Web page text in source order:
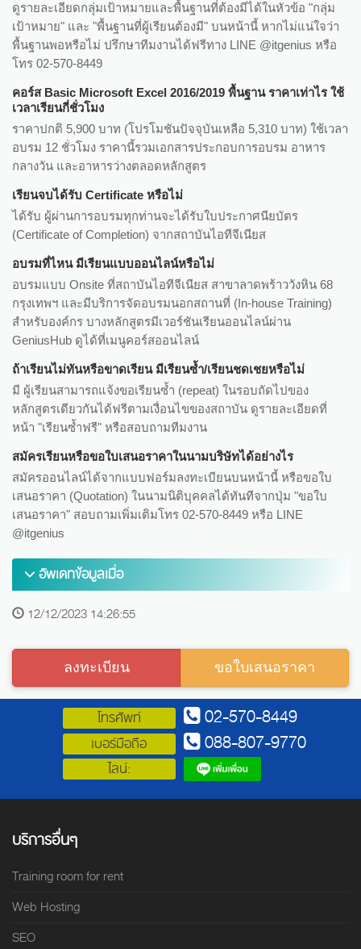
ดูรายละเอียดกลุ่มเป้าหมายและพื้นฐานที่ต้องมีได้ในหัวข้อ "กลุ่ม
เป้าหมาย" และ "พื้นฐานที่ผู้เรียนต้องมี" บนหน้านี้ หากไม่แน่ใจว่า
พื้นฐานพอหรือไม่ ปรึกษาทีมงานได้ฟรีทาง LINE @itgenius หรือ
โทร 02-570-8449
คอร์ส Basic Microsoft Excel 2016/2019 พื้นฐาน ราคาเท่าไร ใช้
เวลาเรียนกี่ชั่วโมง
ราคาปกติ 5,900 บาท (โปรโมชันปัจจุบันเหลือ 5,310 บาท) ใช้เวลา
อบรม 12 ชั่วโมง ราคานี้รวมเอกสารประกอบการอบรม อาหาร
กลางวัน และอาหารว่างตลอดหลักสูตร
เรียนจบได้รับ Certificate หรือไม่
ได้รับ ผู้ผ่านการอบรมทุกท่านจะได้รับใบประกาศนียบัตร
(Certificate of Completion) จากสถาบันไอทีจีเนียส
อบรมที่ไหน มีเรียนแบบออนไลน์หรือไม่
อบรมแบบ Onsite ที่สถาบันไอทีจีเนียส สาขาลาดพร้าววังหิน 68
กรุงเทพฯ และมีบริการจัดอบรมนอกสถานที่ (In-house Training)
สำหรับองค์กร บางหลักสูตรมีเวอร์ชันเรียนออนไลน์ผ่าน
GeniusHub ดูได้ที่เมนูคอร์สออนไลน์
ถ้าเรียนไม่ทันหรือขาดเรียน มีเรียนซ้ำ/เรียนชดเชยหรือไม่
มี ผู้เรียนสามารถแจ้งขอเรียนซ้ำ (repeat) ในรอบถัดไปของ
หลักสูตรเดียวกันได้ฟรีตามเงื่อนไขของสถาบัน ดูรายละเอียดที่
หน้า "เรียนซ้ำฟรี" หรือสอบถามทีมงาน
สมัครเรียนหรือขอใบเสนอราคาในนามบริษัทได้อย่างไร
สมัครออนไลน์ได้จากแบบฟอร์มลงทะเบียนบนหน้านี้ หรือขอใบ
เสนอราคา (Quotation) ในนามนิติบุคคลได้ทันทีจากปุ่ม "ขอใบ
เสนอราคา" สอบถามเพิ่มเติมโทร 02-570-8449 หรือ LINE
@itgenius
อัพเดทข้อมูลเมื่อ
12/12/2023 14:26:55
ลงทะเบียน ขอใบเสนอราคา
โทรศัพท์ 02-570-8449
เบอร์มือถือ 088-807-9770
ไลน์:
บริการอื่นๆ
Training room for rent
Web Hosting
SEO